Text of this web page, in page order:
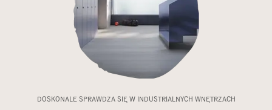
DOSKONALE SPRAWDZA SIĘ W INDUSTRIALNYCH WNĘTRZACH